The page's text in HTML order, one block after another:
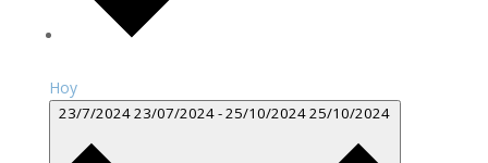
Hoy
23/7/202423/07/2024-25/10/202425/10/2024